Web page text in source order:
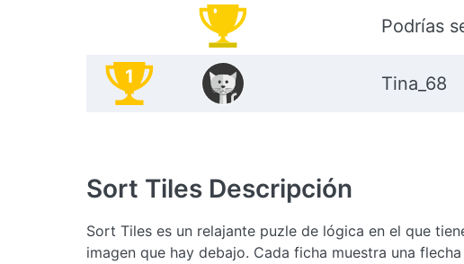
Podrías
1 Tina_68
Sort Tiles Descripción
Sort Tiles es un relajante puzle de lógica en el que
imagen que hay debajo. Cada ficha muestra una